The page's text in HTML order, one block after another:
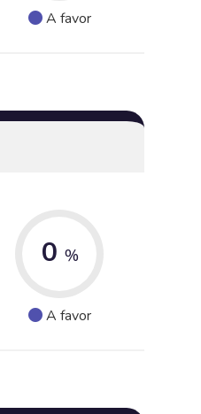
A favor
0 %
A favor